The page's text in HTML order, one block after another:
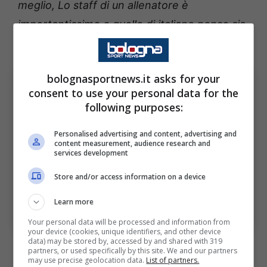
meglio, Lo staff di un allenatore è
importantissimo e quello di italiano penso sia
Vincenzo Italiano (ph. bolognafc.it)
I suoi pupilli nel Bologna di
bolognasportnews.it asks for your
consent to use your personal data for the
following purposes:
Personalised advertising and content, advertising and
content measurement, audience research and
services development
Store and/or access information on a device
Learn more
Your personal data will be processed and information from
your device (cookies, unique identifiers, and other device
data) may be stored by, accessed by and shared with 319
partners, or used specifically by this site. We and our partners
may use precise geolocation data. List of partners.